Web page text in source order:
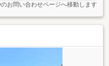
のお問い合わせページへ移動します